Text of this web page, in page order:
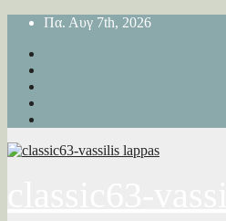
Μετάβαση
περιεχόμενο
Πα. Αυγ 7th, 2026